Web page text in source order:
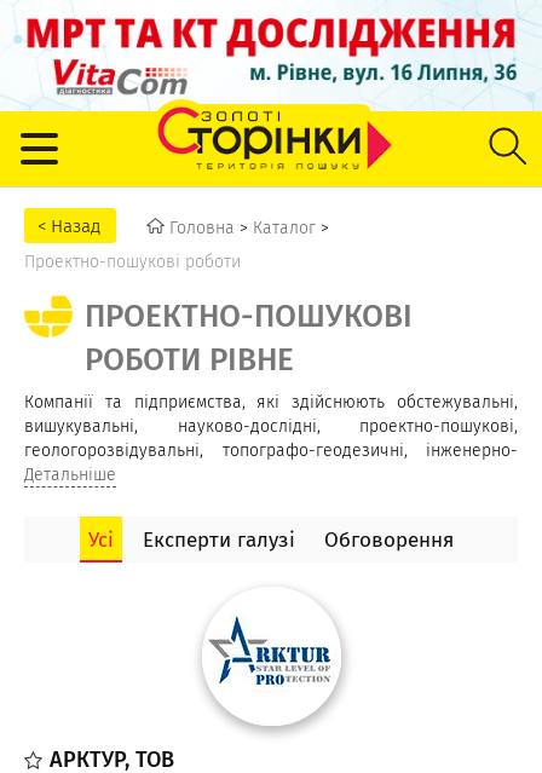
Головна > Каталог >
Проектно-пошукові роботи
ПРОЕКТНО-ПОШУКОВІ
РОБОТИ РІВНЕ
Компанії та підприємства, які здійснюють обстежувальні,
вишукувальні, науково-дослідні, проектно-пошукові,
геологорозвідувальні, топографо-геодезичні, інженерно-
геологічні, картографічні, проектні роботи в Рівному та
рівнів підземних вод для подальшого розрахунку
фундаментів будівлі, які необхідно для робочого проекту. А
також здійснюють визначення точного розміщення об'єкту
генплану та для виносу осей фундаменту.
Детальніше
Усі Експерти галузі Обговорення
АРКТУР, ТОВ